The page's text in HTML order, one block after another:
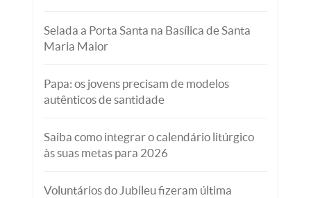
Selada a Porta Santa na Basílica de Santa
Maria Maior
Papa: os jovens precisam de modelos
autênticos de santidade
Saiba como integrar o calendário litúrgico
às suas metas para 2026
Voluntários do Jubileu fizeram última